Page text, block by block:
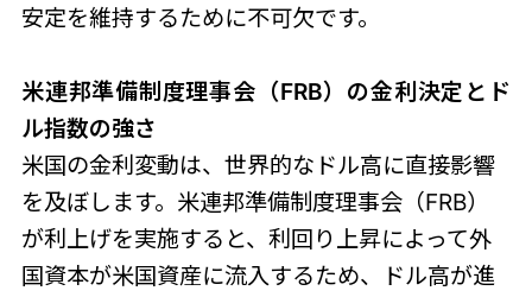
安定を維持するために不可欠です。
米連邦準備制度理事会（FRB）の金利決定とド
ル指数の強さ
米国の金利変動は、世界的なドル高に直接影響
を及ぼします。米連邦準備制度理事会（FRB）
が利上げを実施すると、利回り上昇によって外
国資本が米国資産に流入するため、ドル高が進